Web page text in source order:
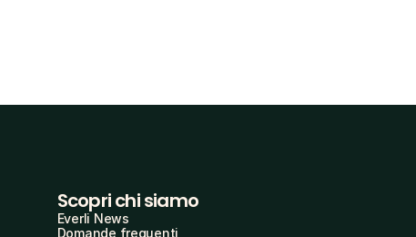
Scopri chi siamo
Everli News
Domande frequenti